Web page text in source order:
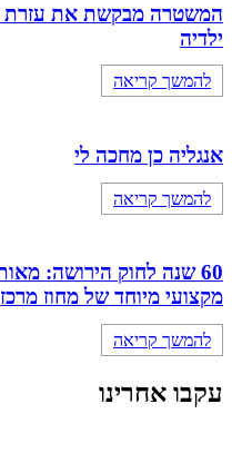
המשטרה מבקשת את עזרת
ילדיה
להמשך קריאה
אנגליה כן מחכה לי
להמשך קריאה
60 שנה לחוק הירושה:
מקצועי מיוחד של מחוז מרכז
להמשך קריאה
עקבו אחרינו